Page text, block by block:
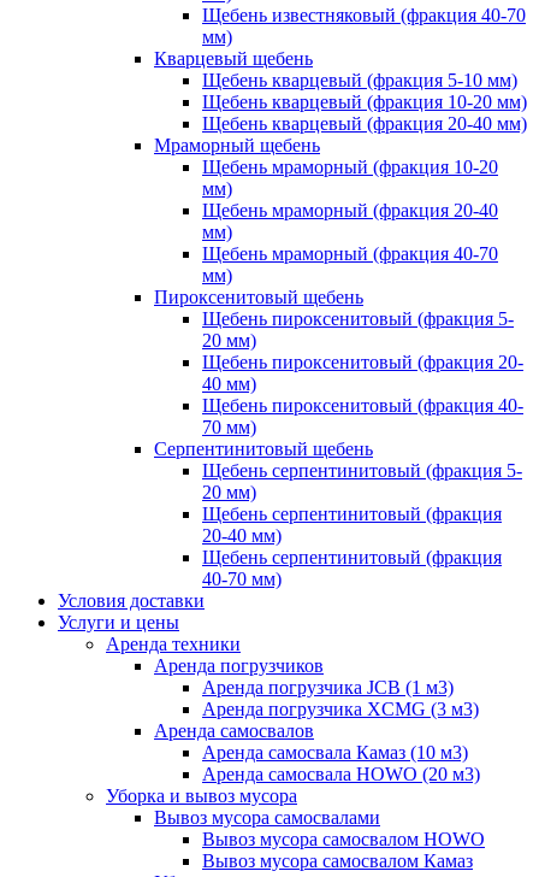
Щебень известняковый (фракция 40-70
мм)
Кварцевый щебень
Щебень кварцевый (фракция 5-10 мм)
Щебень кварцевый (фракция 10-20 мм)
Щебень кварцевый (фракция 20-40 мм)
Мраморный щебень
Щебень мраморный (фракция 10-20
мм)
Щебень мраморный (фракция 20-40
мм)
Щебень мраморный (фракция 40-70
мм)
Пироксенитовый щебень
Щебень пироксенитовый (фракция 5-
20 мм)
Щебень пироксенитовый (фракция 20-
40 мм)
Щебень пироксенитовый (фракция 40-
70 мм)
Серпентинитовый щебень
Щебень серпентинитовый (фракция 5-
20 мм)
Щебень серпентинитовый (фракция
20-40 мм)
Щебень серпентинитовый (фракция
40-70 мм)
Условия доставки
Услуги и цены
Аренда техники
Аренда погрузчиков
Аренда погрузчика JCB (1 м3)
Аренда погрузчика XCMG (3 м3)
Аренда самосвалов
Аренда самосвала Камаз (10 м3)
Аренда самосвала HOWO (20 м3)
Уборка и вывоз мусора
Вывоз мусора самосвалами
Вывоз мусора самосвалом HOWO
Вывоз мусора самосвалом Камаз